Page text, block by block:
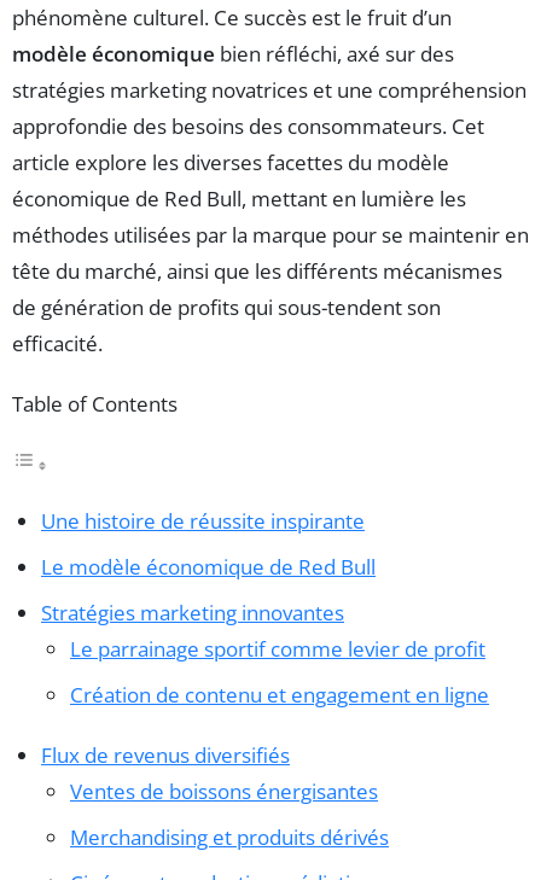
phénomène culturel. Ce succès est le fruit d’un
modèle économique bien réfléchi, axé sur des
stratégies marketing novatrices et une compréhension
approfondie des besoins des consommateurs. Cet
article explore les diverses facettes du modèle
économique de Red Bull, mettant en lumière les
méthodes utilisées par la marque pour se maintenir en
tête du marché, ainsi que les différents mécanismes
de génération de profits qui sous-tendent son
efficacité.
Table of Contents
Une histoire de réussite inspirante
Le modèle économique de Red Bull
Stratégies marketing innovantes
Le parrainage sportif comme levier de profit
Création de contenu et engagement en ligne
Flux de revenus diversifiés
Ventes de boissons énergisantes
Merchandising et produits dérivés